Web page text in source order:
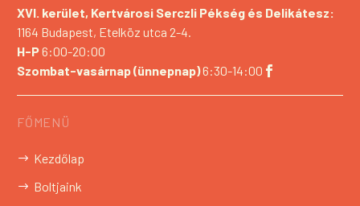
XVI. kerület, Kertvárosi Serczli Pékség és Delikátesz:
1164 Budapest, Etelköz utca 2-4.
H-P6:00-20:00
Szombat-vasárnap (ünnepnap)6:30-14:00
FŐMENÜ
Kezdőlap
Boltjaink